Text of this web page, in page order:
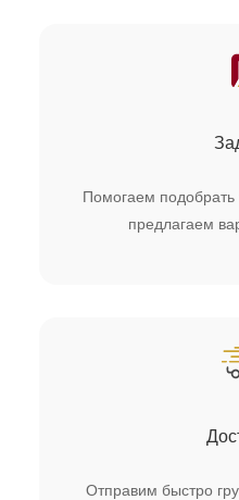
Помогаем подобрать
предлагаем
Отправим быстро